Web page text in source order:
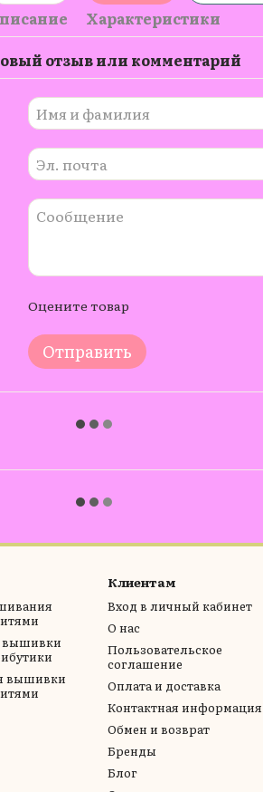
Характеристики
отзыв или комментарий
Оцените товар
Отправить
вышивки
вышивки
Клиентам
Вход в личный кабинет
О нас
Пользовательское
соглашение
Оплата и доставка
Контактная информация
Обмен и возврат
Бренды
Блог